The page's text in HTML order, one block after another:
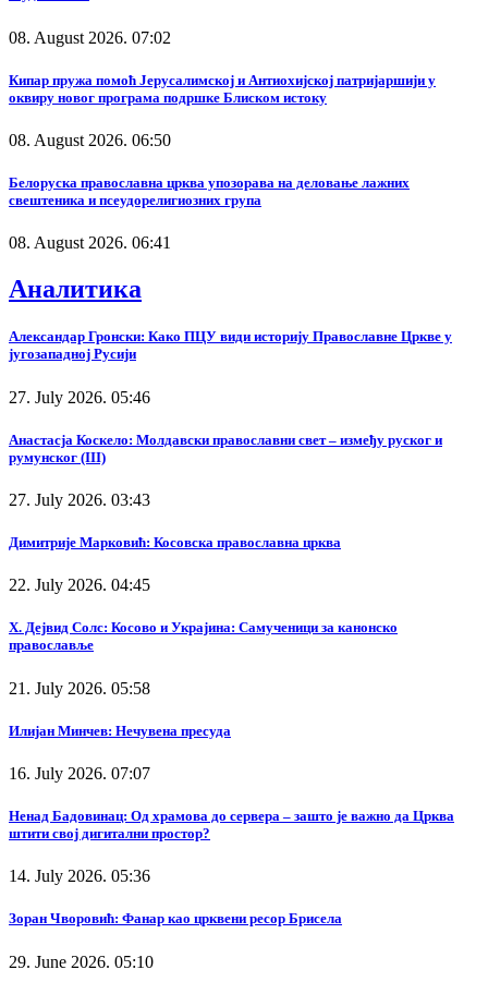
08. August 2026. 07:02
Кипар пружа помоћ Јерусалимској и Антиохијској патријаршији у
оквиру новог програма подршке Блиском истоку
08. August 2026. 06:50
Белоруска православна црква упозорава на деловање лажних
свештеника и псеудорелигиозних група
08. August 2026. 06:41
Аналитика
Александар Гронски: Како ПЦУ види историју Православне Цркве у
југозападној Русији
27. July 2026. 05:46
Анастасја Коскело: Молдавски православни свет – између руског и
румунског (III)
27. July 2026. 03:43
Димитрије Марковић: Косовска православна црква
22. July 2026. 04:45
Х. Дејвид Солс: Косово и Украјина: Самученици за канонско
православље
21. July 2026. 05:58
Илијан Минчев: Нечувена пресуда
16. July 2026. 07:07
Ненад Бадовинац: Од храмова до сервера – зашто је важно да Црква
штити свој дигитални простор?
14. July 2026. 05:36
Зоран Чворовић: Фанар као црквени ресор Брисела
29. June 2026. 05:10